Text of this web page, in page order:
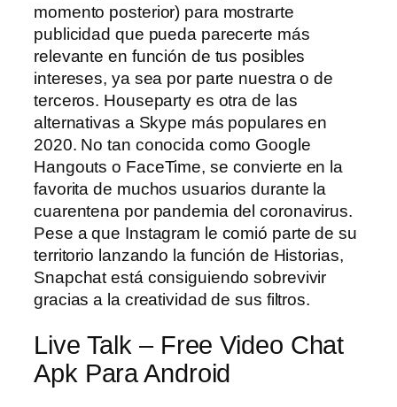
momento posterior) para mostrarte
publicidad que pueda parecerte más
relevante en función de tus posibles
intereses, ya sea por parte nuestra o de
terceros. Houseparty es otra de las
alternativas a Skype más populares en
2020. No tan conocida como Google
Hangouts o FaceTime, se convierte en la
favorita de muchos usuarios durante la
cuarentena por pandemia del coronavirus.
Pese a que Instagram le comió parte de su
territorio lanzando la función de Historias,
Snapchat está consiguiendo sobrevivir
gracias a la creatividad de sus filtros.
Live Talk – Free Video Chat
Apk Para Android